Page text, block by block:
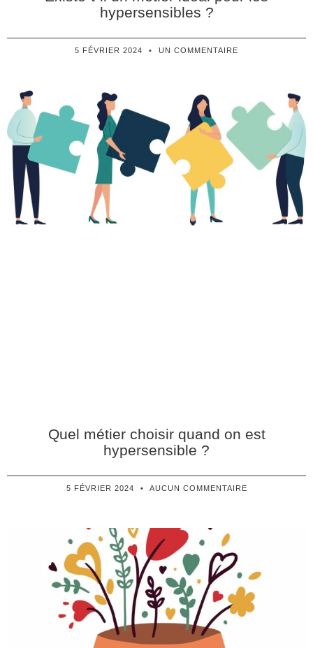
hypersensibles ?
5 FÉVRIER 2024 UN COMMENTAIRE
Quel métier choisir quand on est
hypersensible ?
5 FÉVRIER 2024 AUCUN COMMENTAIRE